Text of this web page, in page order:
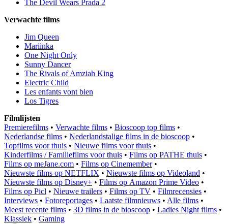
The Devil Wears Prada 2
Verwachte films
Jim Queen
Mariinka
One Night Only
Sunny Dancer
The Rivals of Amziah King
Electric Child
Les enfants vont bien
Los Tigres
Filmlijsten
Premierefilms • Verwachte films • Bioscoop top films •
Nederlandse films • Nederlandstalige films in de bioscoop •
Topfilms voor thuis • Nieuwe films voor thuis •
Kinderfilms / Familiefilms voor thuis • Films op PATHE thuis •
Films op meJane.com • Films op Cinemember•
Nieuwste films op NETFLIX • Nieuwste films op Videoland •
Nieuwste films op Disney+ • Films op Amazon Prime Video •
Films op Picl • Nieuwe trailers • Films op TV • Filmrecensies •
Interviews • Fotoreportages • Laatste filmnieuws • Alle films •
Meest recente films • 3D films in de bioscoop • Ladies Night films •
Klassiek • Gaming